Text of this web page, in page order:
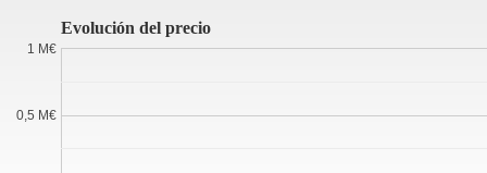
Evolución del precio
0,5 M€
1 M€